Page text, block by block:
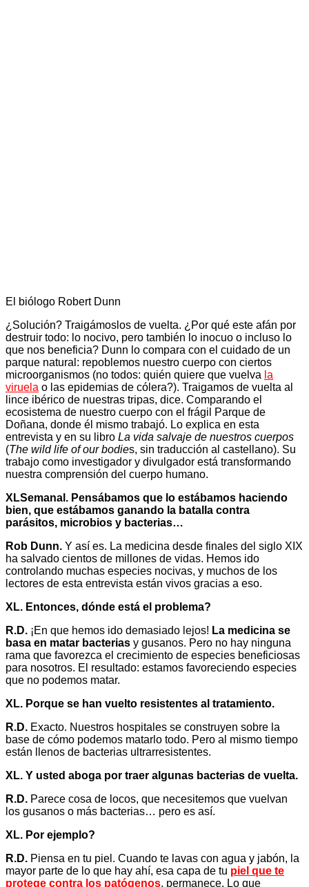
El biólogo Robert Dunn
¿Solución? Traigámoslos de vuelta. ¿Por qué este afán por
destruir todo: lo nocivo, pero también lo inocuo o incluso lo
que nos beneficia? Dunn lo compara con el cuidado de un
parque natural: repoblemos nuestro cuerpo con ciertos
microorganismos (no todos: quién quiere que vuelva la
viruela o las epidemias de cólera?). Traigamos de vuelta al
lince ibérico de nuestras tripas, dice. Comparando el
ecosistema de nuestro cuerpo con el frágil Parque de
Doñana, donde él mismo trabajó. Lo explica en esta
entrevista y en su libro La vida salvaje de nuestros cuerpos
(The wild life of our bodies, sin traducción al castellano). Su
trabajo como investigador y divulgador está transformando
nuestra comprensión del cuerpo humano.
XLSemanal. Pensábamos que lo estábamos haciendo
bien, que estábamos ganando la batalla contra
parásitos, microbios y bacterias…
Rob Dunn. Y así es. La medicina desde finales del siglo XIX
ha salvado cientos de millones de vidas. Hemos ido
controlando muchas especies nocivas, y muchos de los
lectores de esta entrevista están vivos gracias a eso.
XL. Entonces, dónde está el problema?
R.D. ¡En que hemos ido demasiado lejos! La medicina se
basa en matar bacterias y gusanos. Pero no hay ninguna
rama que favorezca el crecimiento de especies beneficiosas
para nosotros. El resultado: estamos favoreciendo especies
que no podemos matar.
XL. Porque se han vuelto resistentes al tratamiento.
R.D. Exacto. Nuestros hospitales se construyen sobre la
base de cómo podemos matarlo todo. Pero al mismo tiempo
están llenos de bacterias ultrarresistentes.
XL. Y usted aboga por traer algunas bacterias de vuelta.
R.D. Parece cosa de locos, que necesitemos que vuelvan
los gusanos o más bacterias… pero es así.
XL. Por ejemplo?
R.D. Piensa en tu piel. Cuando te lavas con agua y jabón, la
mayor parte de lo que hay ahí, esa capa de tu piel que te
protege contra los patógenos, permanece. Lo que